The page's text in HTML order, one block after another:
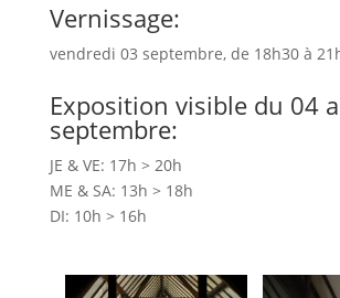
Vernissage:
vendredi 03 septembre, de 18h30 à
Exposition visible du 04
septembre:
JE & VE: 17h > 20h
ME & SA: 13h > 18h
DI: 10h > 16h